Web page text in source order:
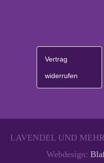
Vertrag
widerrufen
LAVENDEL UND
Webdesign: